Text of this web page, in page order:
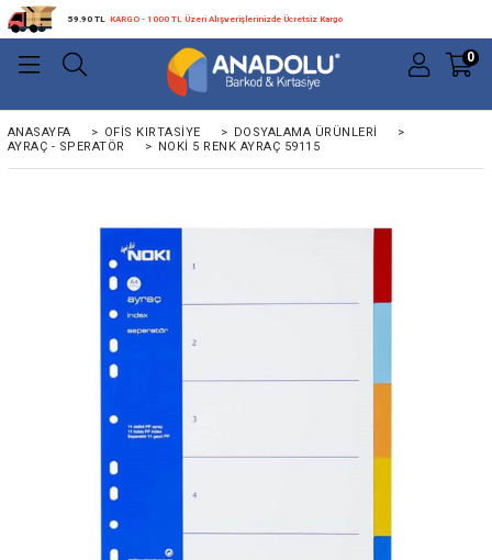
59.90 TL KARGO - 1000 TL Üzeri Alışverişlerinizde Ücretsiz Kargo
0
ANASAYFA > OFIS KIRTASIYE > DOSYALAMA ÜRÜNLERI
>
AYRAÇ - SPERATÖR
> NOKI 5 RENK AYRAÇ 59115